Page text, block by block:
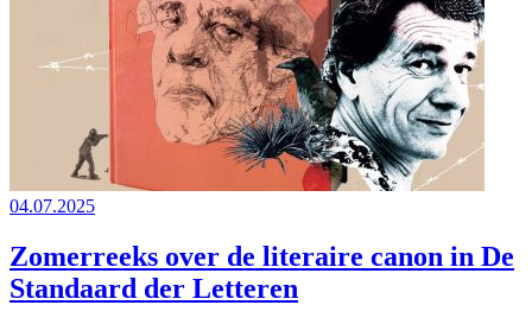
04.07.2025
Zomerreeks over de literaire canon in De
Standaard der Letteren